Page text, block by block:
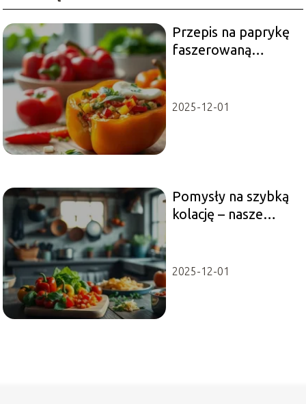
Przepis na paprykę
faszerowaną
2025-12-01
Pomysły na szybką
kolację – nasze
2025-12-01